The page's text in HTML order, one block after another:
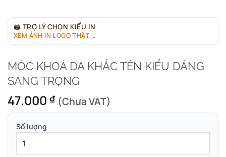
🖨 TRỢ LÝ CHỌN KIỂU IN
XEM ẢNH IN LOGO THẬT ↓
MÓC KHOÁ DA KHẮC TÊN KIỂU DÁNG
SANG TRỌNG
47.000 ₫ (Chưa VAT)
Số lượng